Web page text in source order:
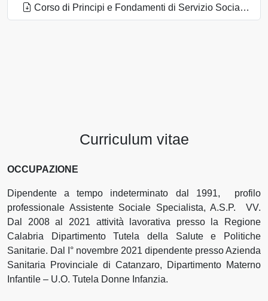
Corso di Principi e Fondamenti di Servizio Sociale 2026_2027_Programma.pdf
Curriculum vitae
OCCUPAZIONE
Dipendente a tempo indeterminato dal 1991, profilo
professionale Assistente Sociale Specialista, A.S.P. VV.
Dal 2008 al 2021 attività lavorativa presso la Regione
Calabria Dipartimento Tutela della Salute e Politiche
Sanitarie. Dal I° novembre 2021 dipendente presso Azienda
Sanitaria Provinciale di Catanzaro, Dipartimento Materno
Infantile – U.O. Tutela Donne Infanzia.